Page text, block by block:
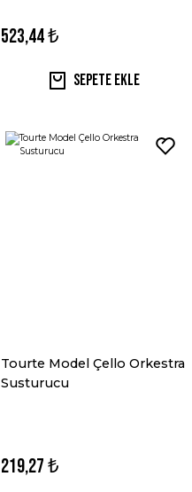
523,44 ₺
Sepete Ekle
Tourte Model Çello Orkestra
Susturucu
219,27 ₺